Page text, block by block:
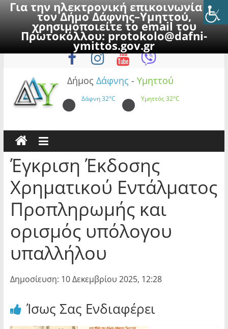
Για την ηλεκτρονική επικοινωνία με
τον Δήμο Δάφνης–Υμηττού,
χρησιμοποιείτε το email του
Πρωτοκόλλου:protokolo@dafni-
ymittos.gov.gr
to
Παρασκευή, 7 Αυγούστου 2026
Δήμος Δάφνης - Υμηττού
Δάφνη32°C Υμηττός32°C
Έγκριση Έκδοσης
Χρηματικού Εντάλματος
Προπληρωμής και
ορισμός υπόλογου
υπαλλήλου
Δημοσίευση: 10 Δεκεμβρίου 2025, 12:28
Ίσως Σας Ενδιαφέρει